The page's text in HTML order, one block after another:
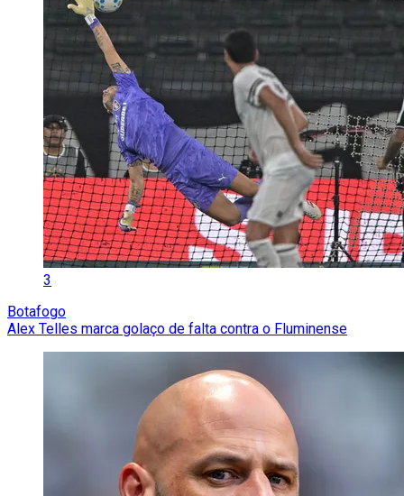
3
Botafogo
Alex Telles marca golaço de falta contra o Fluminense